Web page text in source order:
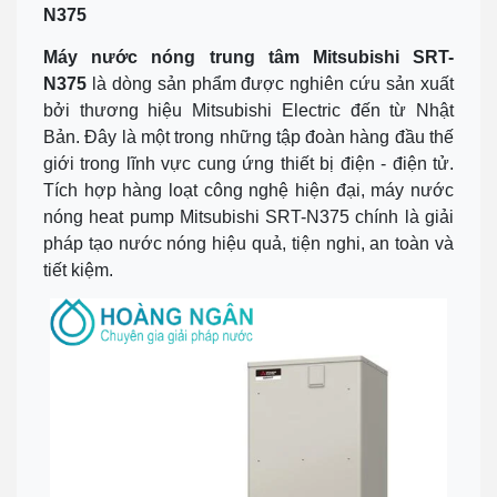
N375
Máy nước nóng trung tâm Mitsubishi SRT-
N375 là dòng sản phẩm được nghiên cứu sản xuất
bởi thương hiệu Mitsubishi Electric đến từ Nhật
Bản. Đây là một trong những tập đoàn hàng đầu thế
giới trong lĩnh vực cung ứng thiết bị điện - điện tử.
Tích hợp hàng loạt công nghệ hiện đại, máy nước
nóng heat pump Mitsubishi SRT-N375 chính là giải
pháp tạo nước nóng hiệu quả, tiện nghi, an toàn và
tiết kiệm.